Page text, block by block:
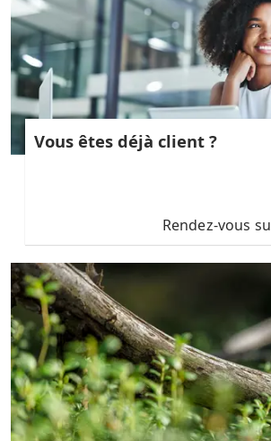
Vous êtes déjà client ?
Rendez-vous